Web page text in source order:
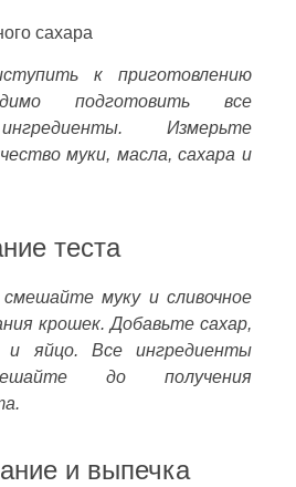
сахара
к приготовлению
подготовить все
Измерьте
муки, масла, сахара и
теста
муку и сливочное
крошек. Добавьте сахар,
и яйцо. Все ингредиенты
до получения
и выпечка